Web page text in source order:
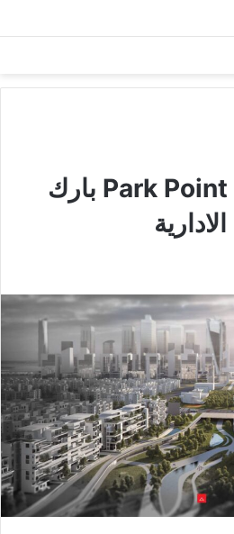
Park Point New Capital بارك